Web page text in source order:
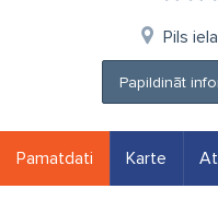
Pils
Papildināt
Pamatdati Karte